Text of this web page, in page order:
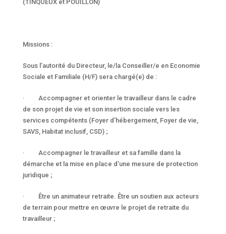
(TINQUEUX et POUILLON)
Missions :
Sous l’autorité du Directeur, le/la Conseiller/e en Economie
Sociale et Familiale (H/F) sera chargé(e) de :
· Accompagner et orienter le travailleur dans le cadre
de son projet de vie et son insertion sociale vers les
services compétents (Foyer d’hébergement, Foyer de vie,
SAVS, Habitat inclusif, CSD) ;
· Accompagner le travailleur et sa famille dans la
démarche et la mise en place d’une mesure de protection
juridique ;
· Être un animateur retraite. Être un soutien aux acteurs
de terrain pour mettre en œuvre le projet de retraite du
travailleur ;